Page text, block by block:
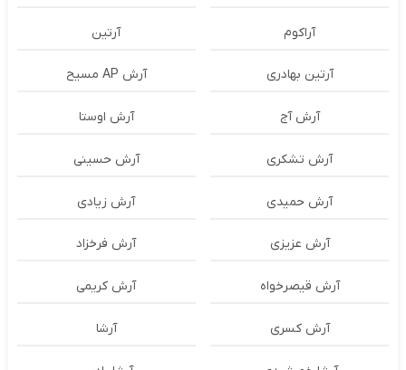
آراکوم آرتین
آرتین بهادری آرش AP مسیح
آرش آج آرش اوستا
آرش تشکری آرش حسینی
آرش حمیدی آرش زیادی
آرش عزیزی آرش فرخزاد
آرش قیصرخواه آرش کریمی
آرش کسری آرشا